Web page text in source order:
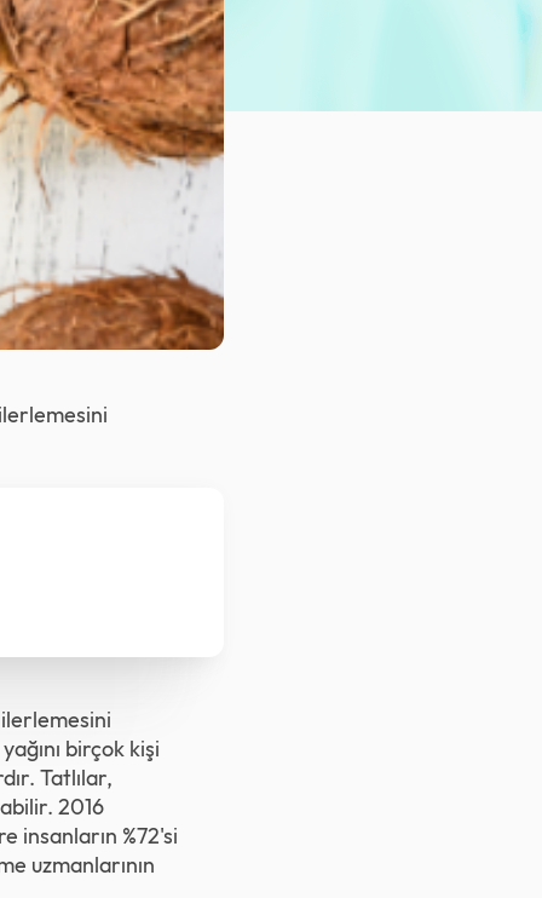
ilerlemesini
birçok kişi
Tatlılar,
2016
insanların %72'si
uzmanlarının